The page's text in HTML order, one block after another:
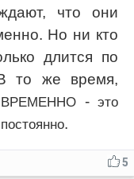
что они
Но ни кто
длится по
то же время,
ВРЕМЕННО - это
.
5